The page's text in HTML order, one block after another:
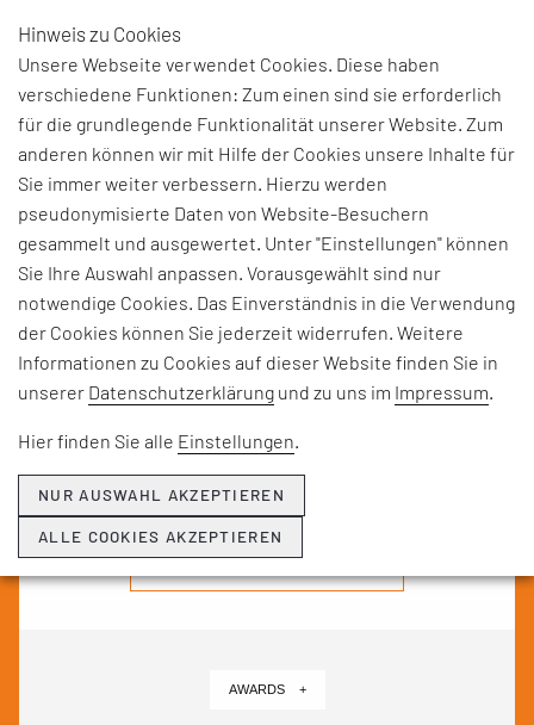
THEMEN & NEWS
Beiträge und Interviews zu aktuellen Fach-, Technologie-
und Branchenherausforderungen, Informationen zu
unseren Beratungsangeboten, Seminaren und Events
sowie Unternehmensthemen:
Hier erfahren Sie, was EFESO bewegt.
AWARDS +
Hinweis zu Cookies
Unsere Webseite verwendet Cookies. Diese haben
verschiedene Funktionen: Zum einen sind sie erforderlich
für die grundlegende Funktionalität unserer Website. Zum
anderen können wir mit Hilfe der Cookies unsere Inhalte für
Sie immer weiter verbessern. Hierzu werden
pseudonymisierte Daten von Website-Besuchern
gesammelt und ausgewertet. Unter "Einstellungen" können
Sie Ihre Auswahl anpassen. Vorausgewählt sind nur
notwendige Cookies. Das Einverständnis in die Verwendung
der Cookies können Sie jederzeit widerrufen. Weitere
Informationen zu Cookies auf dieser Website finden Sie in
unserer Datenschutzerklärung und zu uns im Impressum.
Hier finden Sie alle Einstellungen.
NUR AUSWAHL AKZEPTIEREN
ALLE COOKIES AKZEPTIEREN